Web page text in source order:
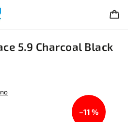
5.9 Charcoal Black
–11 %